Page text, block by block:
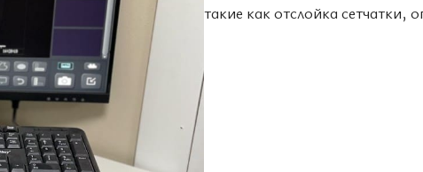
такие как отслойка сетчатки,